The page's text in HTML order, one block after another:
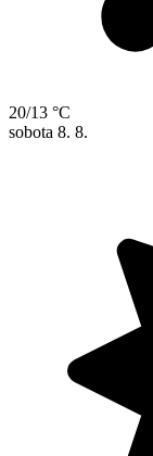
20/13 °C
sobota 8. 8.